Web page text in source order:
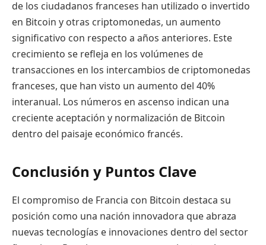
de los ciudadanos franceses han utilizado o invertido
en Bitcoin y otras criptomonedas, un aumento
significativo con respecto a años anteriores. Este
crecimiento se refleja en los volúmenes de
transacciones en los intercambios de criptomonedas
franceses, que han visto un aumento del 40%
interanual. Los números en ascenso indican una
creciente aceptación y normalización de Bitcoin
dentro del paisaje económico francés.
Conclusión y Puntos Clave
El compromiso de Francia con Bitcoin destaca su
posición como una nación innovadora que abraza
nuevas tecnologías e innovaciones dentro del sector